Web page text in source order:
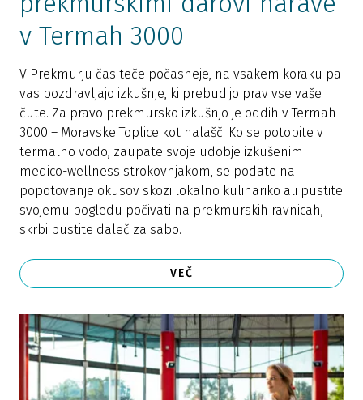
v Termah 3000
V Prekmurju čas teče počasneje, na vsakem koraku pa
vas pozdravljajo izkušnje, ki prebudijo prav vse vaše
čute. Za pravo prekmursko izkušnjo je oddih v Termah
3000 – Moravske Toplice kot nalašč. Ko se potopite v
termalno vodo, zaupate svoje udobje izkušenim
medico-wellness strokovnjakom, se podate na
popotovanje okusov skozi lokalno kulinariko ali pustite
svojemu pogledu počivati na prekmurskih ravnicah,
skrbi pustite daleč za sabo.
VEČ